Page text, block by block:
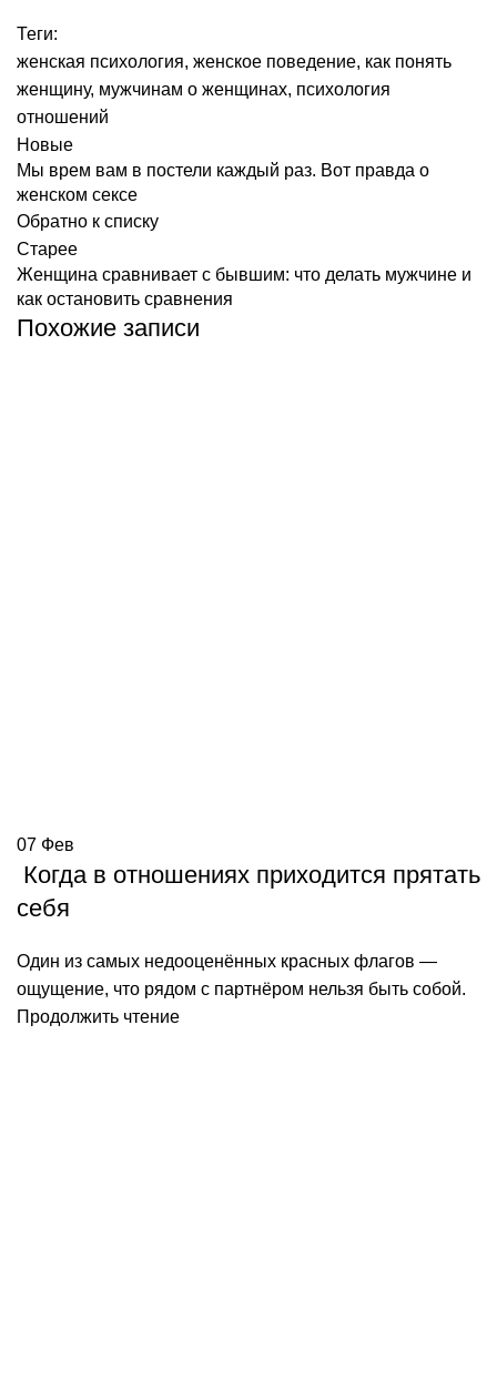
Теги:
женская психология, женское поведение, как понять
женщину, мужчинам о женщинах, психология
отношений
Новые
Мы врем вам в постели каждый раз. Вот правда о
женском сексе
Обратно к списку
Старее
Женщина сравнивает с бывшим: что делать мужчине и
как остановить сравнения
Похожие записи
07 Фев
Когда в отношениях приходится прятать
себя
Один из самых недооценённых красных флагов —
ощущение, что рядом с партнёром нельзя быть собой.
Продолжить чтение